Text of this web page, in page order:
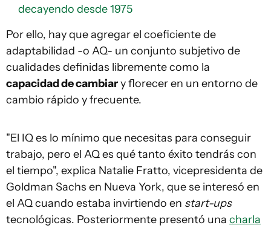
decayendo desde 1975
Por ello, hay que agregar el coeficiente de
adaptabilidad -o AQ- un conjunto subjetivo de
cualidades definidas libremente como la
capacidad de cambiary florecer en un entorno de
cambio rápido y frecuente.
"El IQ es lo mínimo que necesitas para conseguir
trabajo, pero el AQ es qué tanto éxito tendrás con
el tiempo", explica Natalie Fratto, vicepresidenta de
Goldman Sachs en Nueva York, que se interesó en
el AQ cuando estaba invirtiendo en start-ups
tecnológicas. Posteriormente presentó una charla